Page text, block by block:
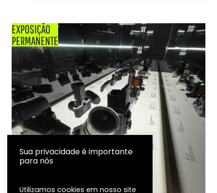
EXPOSIÇÃO
PERMANENTE
Sua privacidade é importante
para nós
Utilizamos cookies em nosso site